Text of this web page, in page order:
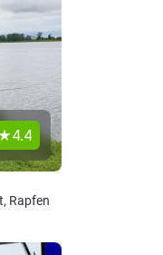
4.4
Rapfen